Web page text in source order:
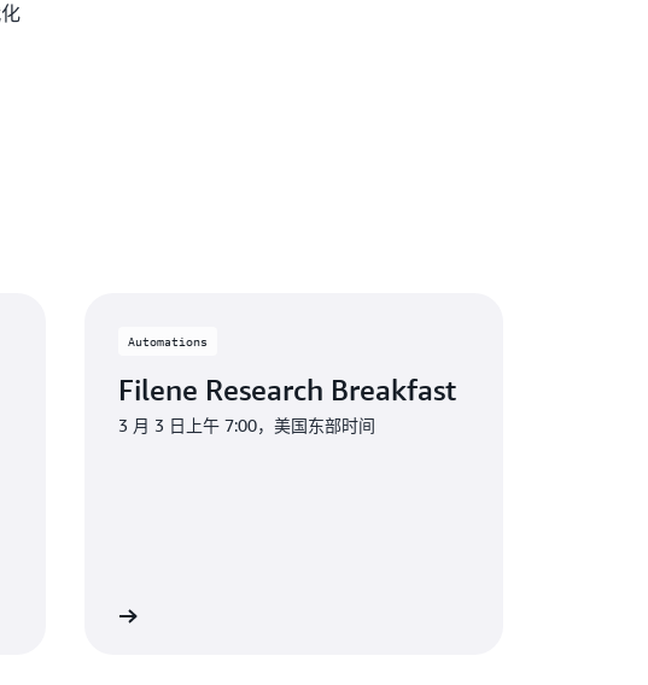
Automations
Filene Research Breakfast
3 月 3 日上午 7:00，美国东部时间